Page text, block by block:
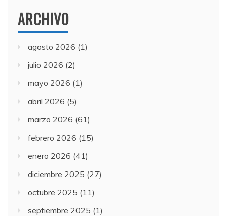
ARCHIVO
agosto 2026 (1)
julio 2026 (2)
mayo 2026 (1)
abril 2026 (5)
marzo 2026 (61)
febrero 2026 (15)
enero 2026 (41)
diciembre 2025 (27)
octubre 2025 (11)
septiembre 2025 (1)